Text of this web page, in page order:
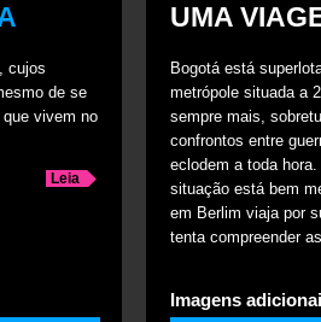
cujos
de se
vivem no
Leia
UMA
Bogotá está
metrópole situada a
sempre mais,
confrontos entre
eclodem a toda
situação está bem
em Berlim viaja por
tenta compreender
Imagens